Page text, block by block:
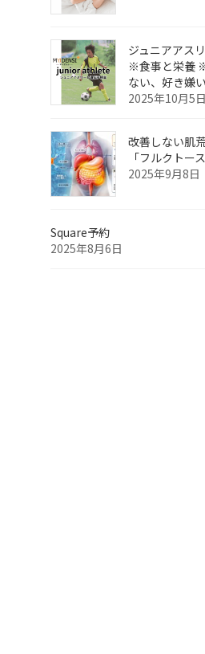
ジュニアアス
※食事と栄養
ない、好き嫌
2025年10月5日
改善しない肌
「フルクトー
2025年9月8日
Square予約
2025年8月6日